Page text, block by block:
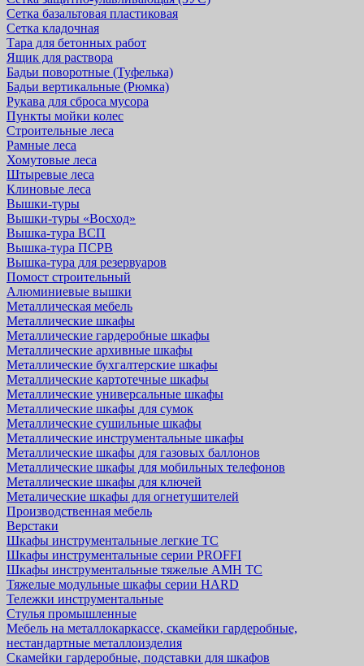
Сетка базальтовая пластиковая
Сетка кладочная
Тара для бетонных работ
Ящик для раствора
Бадьи поворотные (Туфелька)
Бадьи вертикальные (Рюмка)
Рукава для сброса мусора
Пункты мойки колес
Строительные леса
Рамные леса
Хомутовые леса
Штыревые леса
Клиновые леса
Вышки-туры
Вышки-туры «Восход»
Вышка-тура ВСП
Вышка-тура ПСРВ
Вышка-тура для резервуаров
Помост строительный
Алюминиевые вышки
Металлическая мебель
Металлические шкафы
Металлические гардеробные шкафы
Металлические архивные шкафы
Металлические бухгалтерские шкафы
Металлические картотечные шкафы
Металлические универсальные шкафы
Металлические шкафы для сумок
Металлические сушильные шкафы
Металлические инструментальные шкафы
Металлические шкафы для газовых баллонов
Металлические шкафы для мобильных телефонов
Металлические шкафы для ключей
Металические шкафы для огнетушителей
Производственная мебель
Верстаки
Шкафы инструментальные легкие ТС
Шкафы инструментальные серии PROFFI
Шкафы инструментальные тяжелые AMH TC
Тяжелые модульные шкафы серии HARD
Тележки инструментальные
Стулья промышленные
Мебель на металлокаркассе, скамейки гардеробные,
нестандартные металлоизделия
Скамейки гардеробные, подставки для шкафов